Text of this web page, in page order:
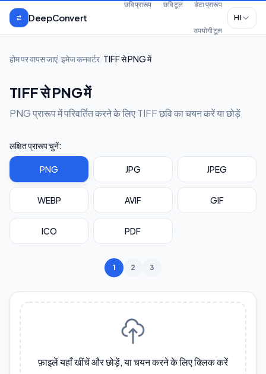
मुख्य सामग्री पर जाएँ
DeepConvert
छवि प्रारूप छवि टूल डेटा प्रारूप
उपयोगी टूल
HI
होम पर वापस जाएं/ इमेज कनवर्टर TIFF से PNG में
TIFF से PNG में
PNG प्रारूप में परिवर्तित करने के लिए TIFF छवि का चयन करें या छोड़ें
लक्षित प्रारूप चुनें:
PNG JPG JPEG
WEBP AVIF GIF
ICO PDF
1 2 3
फ़ाइलें यहाँ खींचें और छोड़ें, या चयन करने के लिए क्लिक करें